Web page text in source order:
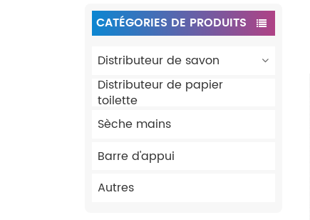
CATÉGORIES DE PRODUITS
Distributeur de savon
Distributeur de papier
toilette
Sèche mains
Barre d'appui
Autres